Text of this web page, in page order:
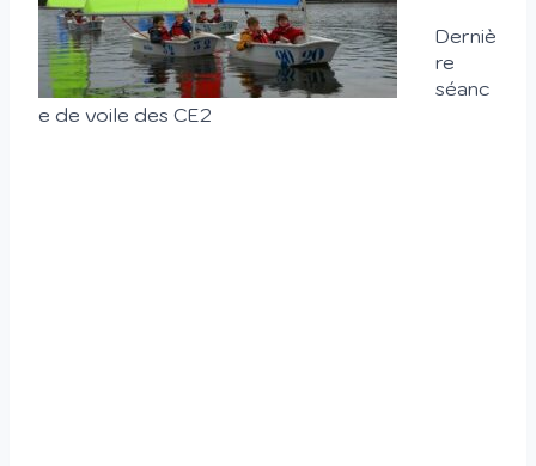
Derniè
re
séanc
e de voile des CE2